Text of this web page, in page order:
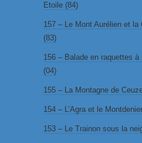
Etoile (84)
157 – Le Mont Aurélien et la
(83)
156 – Balade en raquettes
(04)
155 – La Montagne de
154 – L’Agra et le
153 – Le Trainon sous la